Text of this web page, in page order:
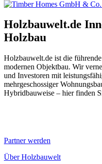
Holzbauwelt.de
Holzbau
Holzbauwelt.de ist die
modernen Objektbau. Wir
und Investoren mit
mehrgeschossiger
Hybridbauweise – hier finden
Partner werden
Über Holzbauwelt